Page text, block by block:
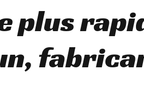
plus